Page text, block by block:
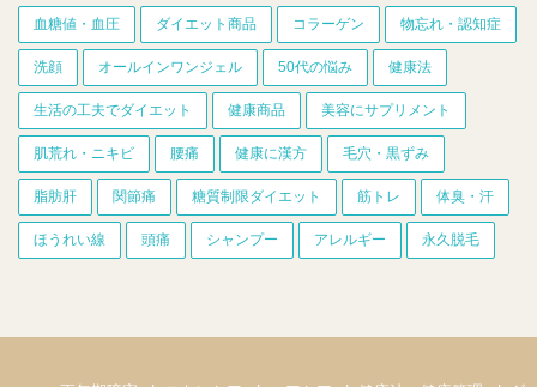
血糖値・血圧 ダイエット商品 コラーゲン 物忘れ・認知症
洗顔 オールインワンジェル 50代の悩み 健康法
生活の工夫でダイエット 健康商品 美容にサプリメント
肌荒れ・ニキビ 腰痛 健康に漢方 毛穴・黒ずみ
脂肪肝 関節痛 糖質制限ダイエット 筋トレ 体臭・汗
ほうれい線 頭痛 シャンプー アレルギー 永久脱毛